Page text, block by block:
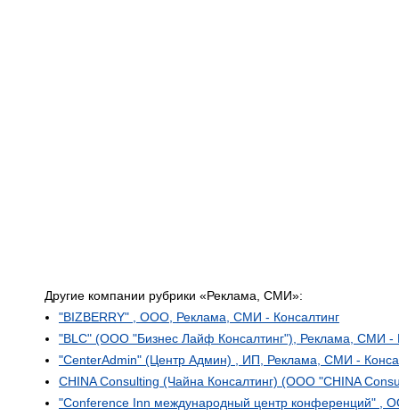
Другие компании рубрики «Реклама, СМИ»:
"BIZBERRY" , ООО, Реклама, СМИ - Консалтинг
"BLC" (ООО "Бизнес Лайф Консалтинг"), Реклама, СМИ -
"CenterAdmin" (Центр Админ) , ИП, Реклама, СМИ -
CHINA Consulting (Чайна Консалтинг) (ООО "CHINA
"Conference Inn международный центр конференций" ,